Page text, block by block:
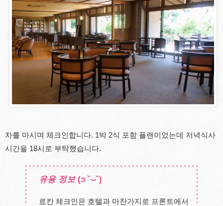
차를 마시며 체크인합니다. 1박 2식 포함 플랜이었는데 저녁식사
시간을 18시로 부탁했습니다.
유용 정보 (ɔ ˘⌣˘)
료칸 체크인은 호텔과 마찬가지로 프론트에서